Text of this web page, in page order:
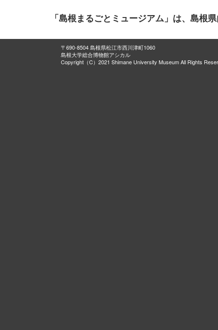
「島根まるごとミュージアム」は、島根
〒690-8504 島根県松江市西川津町1060
島根大学総合博物館アシカル
Copyright（C）2021 Shimane University Museum All Rights